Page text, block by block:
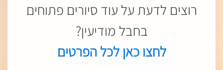
רוצים לדעת על עוד סיורים פתוחים
בחבל מודיעין?
לחצו כאן לכל הפרטים